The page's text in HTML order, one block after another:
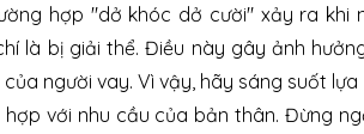
hợp "dở khóc dở cười" xảy ra khi
là bị giải thể. Điều này gây ảnh
người vay. Vì vậy, hãy sáng suốt
với nhu cầu của bản thân. Đừng